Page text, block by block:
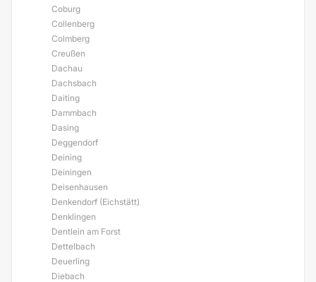
Coburg
Collenberg
Colmberg
Creußen
Dachau
Dachsbach
Daiting
Dammbach
Dasing
Deggendorf
Deining
Deiningen
Deisenhausen
Denkendorf (Eichstätt)
Denklingen
Dentlein am Forst
Dettelbach
Deuerling
Diebach